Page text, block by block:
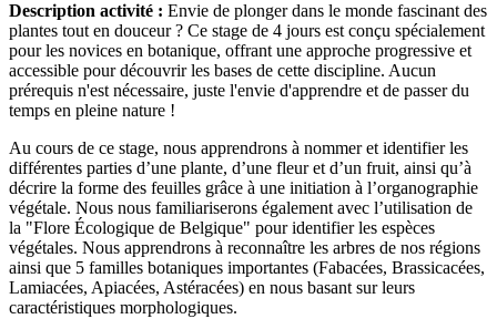
Description activité : Envie de plonger dans le monde fascinant des
plantes tout en douceur ? Ce stage de 4 jours est conçu spécialement
pour les novices en botanique, offrant une approche progressive et
accessible pour découvrir les bases de cette discipline. Aucun
prérequis n'est nécessaire, juste l'envie d'apprendre et de passer du
temps en pleine nature !
Au cours de ce stage, nous apprendrons à nommer et identifier les
différentes parties d’une plante, d’une fleur et d’un fruit, ainsi qu’à
décrire la forme des feuilles grâce à une initiation à l’organographie
végétale. Nous nous familiariserons également avec l’utilisation de
la "Flore Écologique de Belgique" pour identifier les espèces
végétales. Nous apprendrons à reconnaître les arbres de nos régions
ainsi que 5 familles botaniques importantes (Fabacées, Brassicacées,
Lamiacées, Apiacées, Astéracées) en nous basant sur leurs
caractéristiques morphologiques.